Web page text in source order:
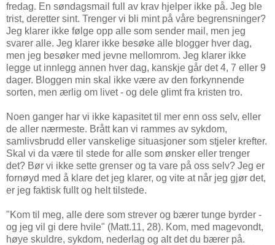
fredag. En søndagsmail full av krav hjelper ikke på. Jeg ble
trist, deretter sint. Trenger vi bli mint på våre begrensninger?
Jeg klarer ikke følge opp alle som sender mail, men jeg
svarer alle. Jeg klarer ikke besøke alle blogger hver dag,
men jeg besøker med jevne mellomrom. Jeg klarer ikke
legge ut innlegg annen hver dag, kanskje går det 4, 7 eller 9
dager. Bloggen min skal ikke være av den forkynnende
sorten, men ærlig om livet - og dele glimt fra kristen tro.
Noen ganger har vi ikke kapasitet til mer enn oss selv, eller
de aller nærmeste. Brått kan vi rammes av sykdom,
samlivsbrudd eller vanskelige situasjoner som stjeler krefter.
Skal vi da være til stede for alle som ønsker eller trenger
det? Bør vi ikke sette grenser og ta vare på oss selv? Jeg er
fornøyd med å klare det jeg klarer, og vite at når jeg gjør det,
er jeg faktisk fullt og helt tilstede.
"Kom til meg, alle dere som strever og bærer tunge byrder -
og jeg vil gi dere hvile" (Matt.11, 28). Kom, med magevondt,
høye skuldre, sykdom, nederlag og alt det du bærer på.